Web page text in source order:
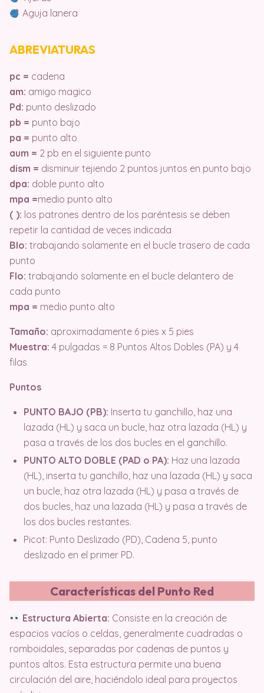
Aguja lanera
ABREVIATURAS
pc = cadena
am: amigo magico
Pd: punto deslizado
pb = punto bajo
pa = punto alto
aum = 2 pb en el siguiente punto
dism = disminuir tejiendo 2 puntos juntos en punto bajo
dpa: doble punto alto
mpa =medio punto alto
( ): los patrones dentro de los paréntesis se deben
repetir la cantidad de veces indicada
Blo: trabajando solamente en el bucle trasero de cada
punto
Flo: trabajando solamente en el bucle delantero de
cada punto
mpa = medio punto alto
Tamaño: aproximadamente 6 pies x 5 pies
Muestra: 4 pulgadas = 8 Puntos Altos Dobles (PA) y 4
filas
Puntos
PUNTO BAJO (PB): Inserta tu ganchillo, haz una
lazada (HL) y saca un bucle, haz otra lazada (HL) y
pasa a través de los dos bucles en el ganchillo.
PUNTO ALTO DOBLE (PAD o PA): Haz una lazada
(HL), inserta tu ganchillo, haz una lazada (HL) y saca
un bucle, haz otra lazada (HL) y pasa a través de
dos bucles, haz una lazada (HL) y pasa a través de
los dos bucles restantes.
Picot: Punto Deslizado (PD), Cadena 5, punto
deslizado en el primer PD.
Características del Punto Red
Estructura Abierta: Consiste en la creación de
espacios vacíos o celdas, generalmente cuadradas o
romboidales, separadas por cadenas de puntos y
puntos altos. Esta estructura permite una buena
circulación del aire, haciéndolo ideal para proyectos